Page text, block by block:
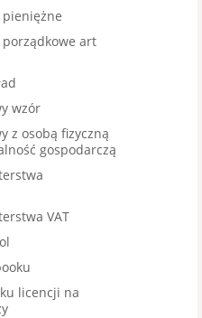
pieniężne
art
wzór
z osobą fizyczną
gospodarczą
VAT
licencji na